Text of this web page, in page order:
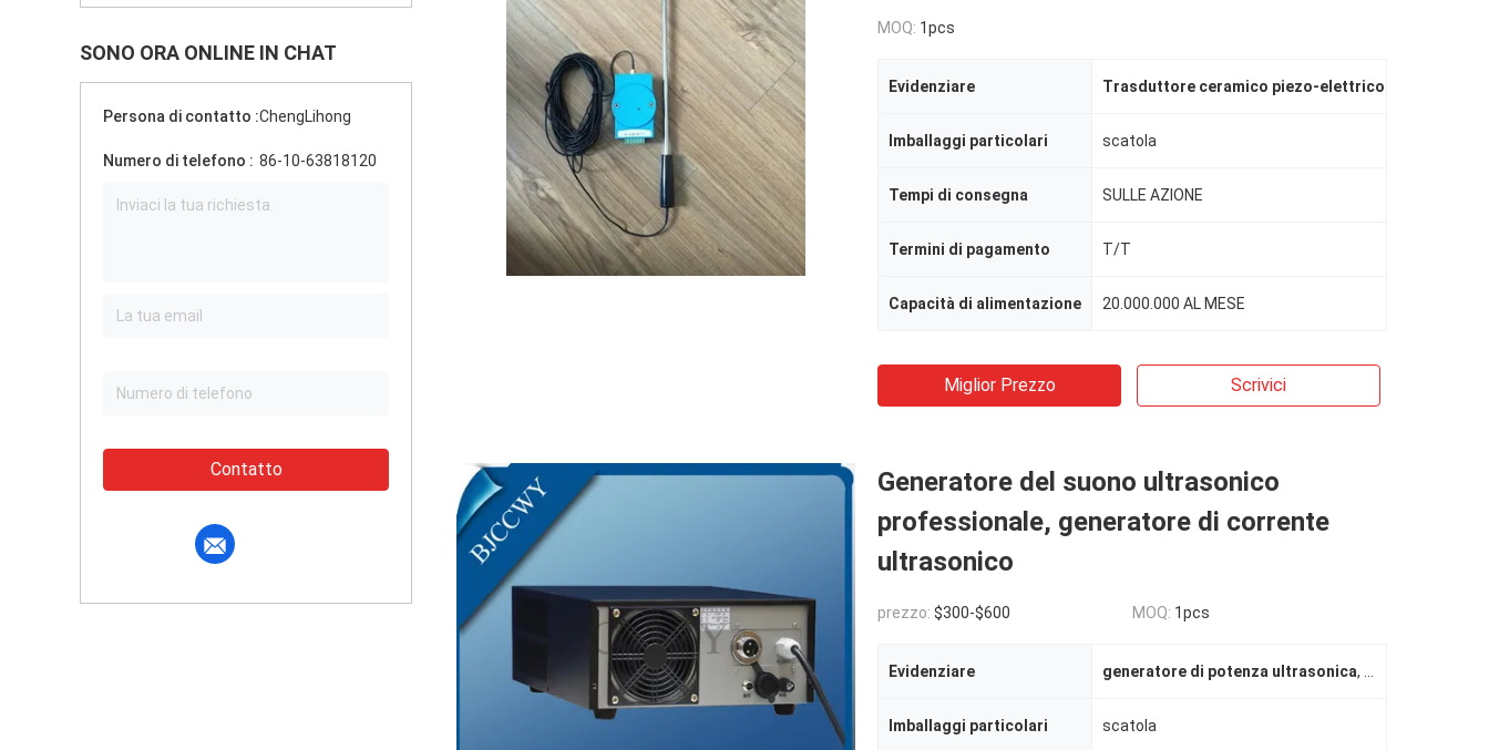
SONO ORA ONLINE IN CHAT
Persona di contatto :ChengLihong
Numero di telefono : 86-10-63818120
Contatto
MOQ: 1pcs
Evidenziare Trasduttore ceramico piezo-elettrico
Imballaggi particolari scatola
Tempi di consegna SULLE AZIONE
Termini di pagamento T/T
Capacità di alimentazione 20.000.000 AL MESE
Miglior Prezzo Scrivici
Generatore del suono ultrasonico
professionale, generatore di corrente
ultrasonico
prezzo: $300-$600 MOQ: 1pcs
Evidenziare generatore di potenza ultrasonica,
Imballaggi particolari scatola